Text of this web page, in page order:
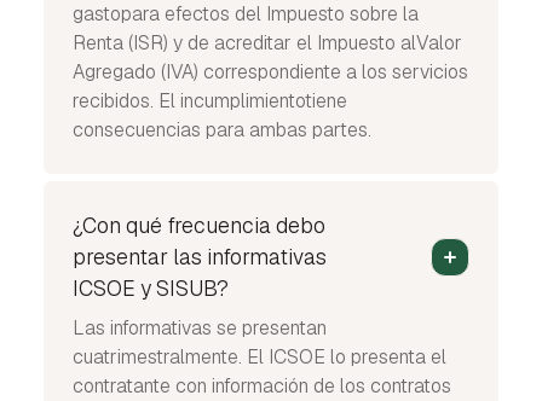
gastopara efectos del Impuesto sobre la
Renta (ISR) y de acreditar el Impuesto alValor
Agregado (IVA) correspondiente a los servicios
recibidos. El incumplimientotiene
consecuencias para ambas partes.
¿Con qué frecuencia debo
presentar las informativas
ICSOE y SISUB?
Las informativas se presentan
cuatrimestralmente. El ICSOE lo presenta el
contratante con información de los contratos